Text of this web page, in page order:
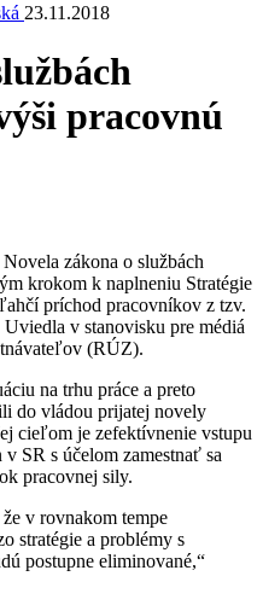
23.11.2018
pracovnú
zákona o službách
krokom k naplneniu Stratégie
príchod pracovníkov z tzv.
v stanovisku pre médiá
(RÚZ).
na trhu práce a preto
do vládou prijatej novely
cieľom je zefektívnenie vstupu
SR s účelom zamestnať sa
pracovnej sily.
v rovnakom tempe
stratégie a problémy s
postupne eliminované,“